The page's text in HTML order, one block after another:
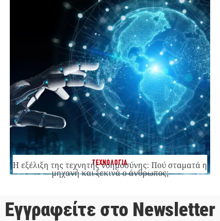
ΤΕΧΝΟΛΟΓΙΑ
Η εξέλιξη της τεχνητής νοημοσύνης: Πού σταματά η
μηχανή και ξεκινά ο άνθρωπος;
Εγγραφείτε στο Newsletter